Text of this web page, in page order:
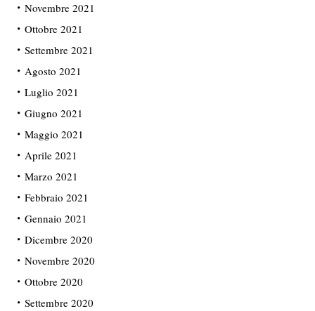
Novembre 2021
Ottobre 2021
Settembre 2021
Agosto 2021
Luglio 2021
Giugno 2021
Maggio 2021
Aprile 2021
Marzo 2021
Febbraio 2021
Gennaio 2021
Dicembre 2020
Novembre 2020
Ottobre 2020
Settembre 2020